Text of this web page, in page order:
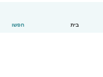
בית חפשו